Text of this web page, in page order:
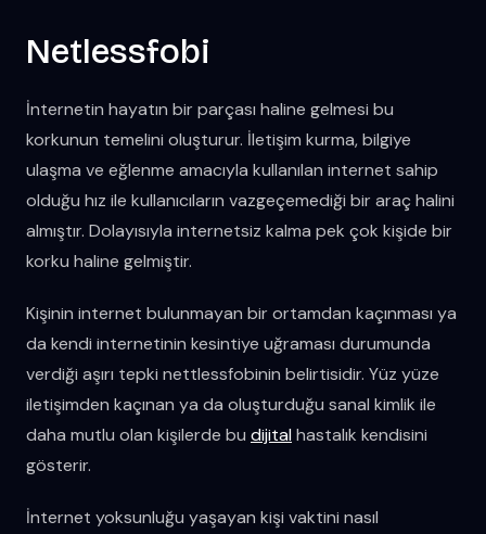
Netlessfobi
İnternetin hayatın bir parçası haline gelmesi bu
korkunun temelini oluşturur. İletişim kurma, bilgiye
ulaşma ve eğlenme amacıyla kullanılan internet sahip
olduğu hız ile kullanıcıların vazgeçemediği bir araç halini
almıştır. Dolayısıyla internetsiz kalma pek çok kişide bir
korku haline gelmiştir.
Kişinin internet bulunmayan bir ortamdan kaçınması ya
da kendi internetinin kesintiye uğraması durumunda
verdiği aşırı tepki nettlessfobinin belirtisidir. Yüz yüze
iletişimden kaçınan ya da oluşturduğu sanal kimlik ile
daha mutlu olan kişilerde bu dijital hastalık kendisini
gösterir.
İnternet yoksunluğu yaşayan kişi vaktini nasıl